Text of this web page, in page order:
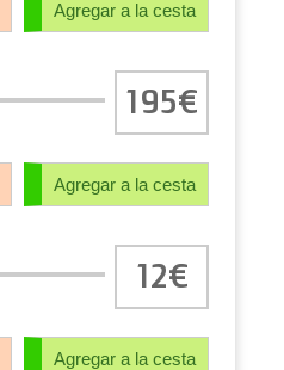
Agregar a la cesta
195€
Agregar a la cesta
12€
Agregar a la cesta